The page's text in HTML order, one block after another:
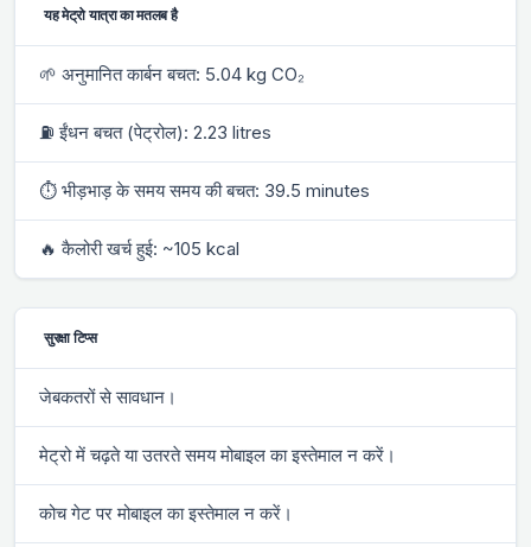
यह मेट्रो यात्रा का मतलब है
🌱 अनुमानित कार्बन बचत: 5.04 kg CO₂
⛽ ईंधन बचत (पेट्रोल): 2.23 litres
⏱ भीड़भाड़ के समय समय की बचत: 39.5 minutes
🔥 कैलोरी खर्च हुई: ~105 kcal
सुरक्षा टिप्स
जेबकतरों से सावधान।
मेट्रो में चढ़ते या उतरते समय मोबाइल का इस्तेमाल न करें।
कोच गेट पर मोबाइल का इस्तेमाल न करें।